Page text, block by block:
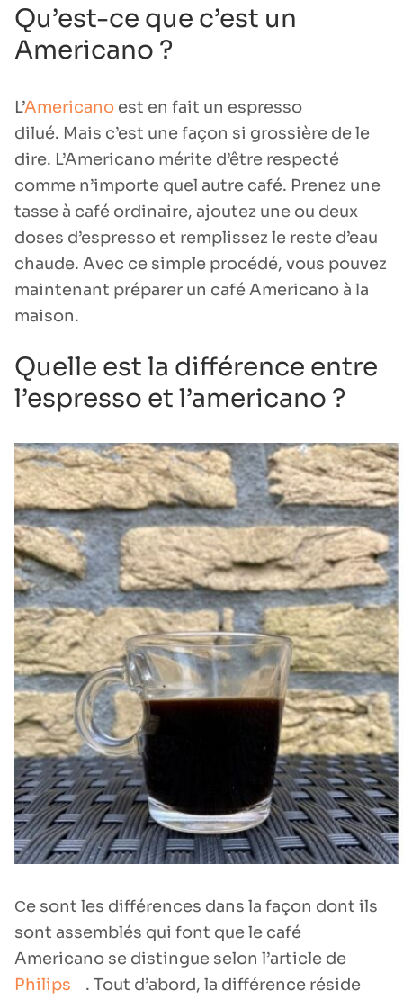
Qu’est-ce que c’est un
Americano ?
L’Americano est en fait un espresso
dilué. Mais c’est une façon si grossière de le
dire. L’Americano mérite d’être respecté
comme n’importe quel autre café. Prenez une
tasse à café ordinaire, ajoutez une ou deux
doses d’espresso et remplissez le reste d’eau
chaude. Avec ce simple procédé, vous pouvez
maintenant préparer un café Americano à la
maison.
Quelle est la différence entre
l’espresso et l’americano ?
Сe sont les différences dans la façon dont ils
sont assemblés qui font que le café
Americano se distingue selon l’article de
Philips
. Tout d’abord, la différence réside